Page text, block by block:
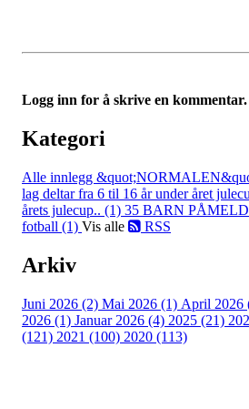
Logg inn for å skrive en kommentar.
Kategori
Alle innlegg
lag deltar fra 6 til 16 år under året
årets julecup.. (1) 35 BARN
fotball (1) Vis alle RSS
Arkiv
Juni 2026 (2) Mai 2026 (1) April 2026
2026 (1) Januar 2026 (4) 2025 (21)
(121) 2021 (100) 2020 (113)